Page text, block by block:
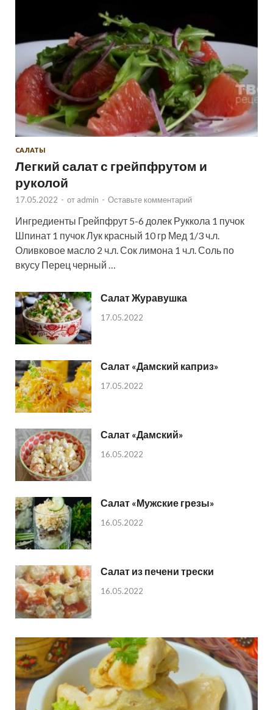
САЛАТЫ
Легкий салат с грейпфрутом и
руколой
17.05.2022 - от admin - Оставьте комментарий
Ингредиенты Грейпфрут 5-6 долек Руккола 1 пучок
Шпинат 1 пучок Лук красный 10 гр Мед 1/3 ч.л.
Оливковое масло 2 ч.л. Сок лимона 1 ч.л. Соль по
вкусу Перец черный …
Салат Журавушка
17.05.2022
Салат «Дамский каприз»
17.05.2022
Салат «Дамский»
16.05.2022
Салат «Мужские грезы»
16.05.2022
Салат из печени трески
16.05.2022